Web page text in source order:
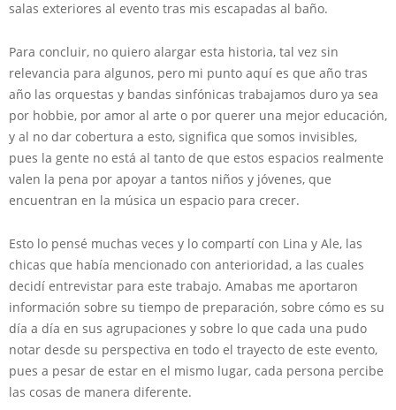
salas exteriores al evento tras mis escapadas al baño.
Para concluir, no quiero alargar esta historia, tal vez sin
relevancia para algunos, pero mi punto aquí es que año tras
año las orquestas y bandas sinfónicas trabajamos duro ya sea
por hobbie, por amor al arte o por querer una mejor educación,
y al no dar cobertura a esto, significa que somos invisibles,
pues la gente no está al tanto de que estos espacios realmente
valen la pena por apoyar a tantos niños y jóvenes, que
encuentran en la música un espacio para crecer.
Esto lo pensé muchas veces y lo compartí con Lina y Ale, las
chicas que había mencionado con anterioridad, a las cuales
decidí entrevistar para este trabajo. Amabas me aportaron
información sobre su tiempo de preparación, sobre cómo es su
día a día en sus agrupaciones y sobre lo que cada una pudo
notar desde su perspectiva en todo el trayecto de este evento,
pues a pesar de estar en el mismo lugar, cada persona percibe
las cosas de manera diferente.